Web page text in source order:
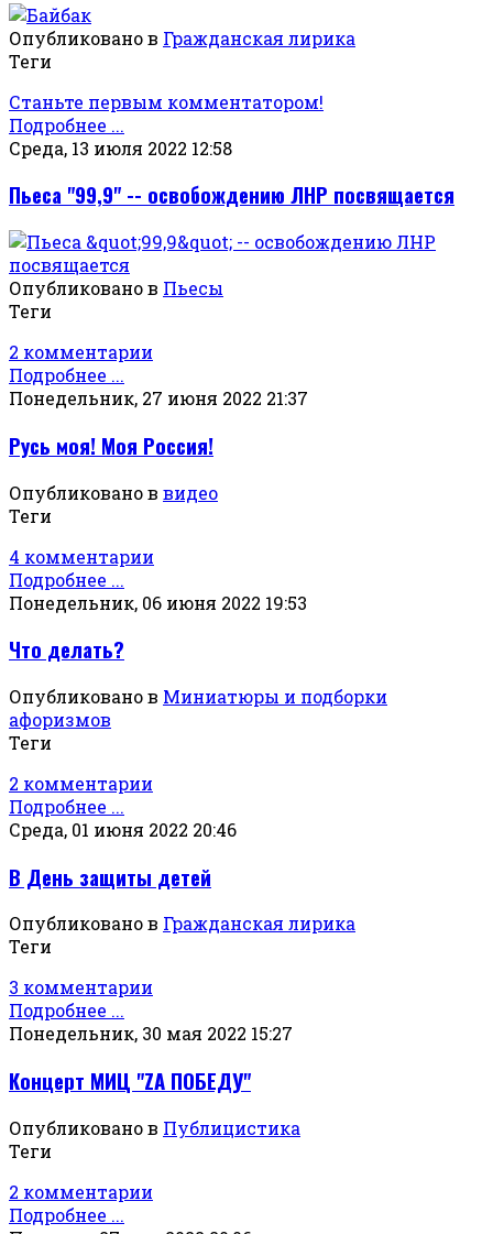
Опубликовано в Гражданская лирика
Теги
Станьте первым комментатором!
Подробнее ...
Среда, 13 июля 2022 12:58
Пьеса "99,9" -- освобождению ЛНР посвящается
Опубликовано в Пьесы
Теги
2 комментарии
Подробнее ...
Понедельник, 27 июня 2022 21:37
Русь моя! Моя Россия!
Опубликовано в видео
Теги
4 комментарии
Подробнее ...
Понедельник, 06 июня 2022 19:53
Что делать?
Опубликовано в Миниатюры и подборки
афоризмов
Теги
2 комментарии
Подробнее ...
Среда, 01 июня 2022 20:46
В День защиты детей
Опубликовано в Гражданская лирика
Теги
3 комментарии
Подробнее ...
Понедельник, 30 мая 2022 15:27
Концерт МИЦ "ZА ПОБЕДУ"
Опубликовано в Публицистика
Теги
2 комментарии
Подробнее ...